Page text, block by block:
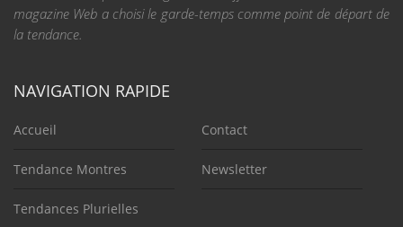
magazine Web a choisi le garde-temps comme point de départ de
la tendance.
NAVIGATION RAPIDE
Accueil
Tendance Montres
Tendances Plurielles
Contact
Newsletter